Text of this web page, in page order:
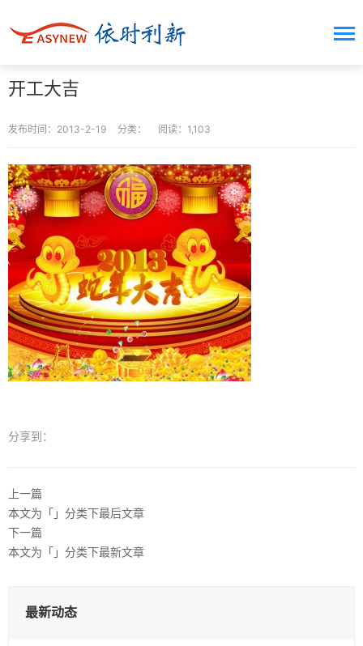
开工大吉
发布时间：2013-2-19 分类： 阅读：1,103
分享到：
上一篇
本文为「」分类下最后文章
下一篇
本文为「」分类下最新文章
最新动态